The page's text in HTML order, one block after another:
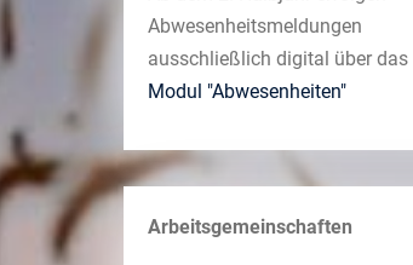
Abwesenheitsmeldungen
ausschließlich digital über das
Modul "Abwesenheiten"
Arbeitsgemeinschaften